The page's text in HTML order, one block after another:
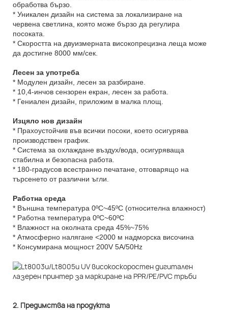
обработва бързо.
* Уникален дизайн на система за локализиране на
червена светлина, която може бързо да регулира
посоката.
* Скоростта на двуизмерната високопрецизна леща може
да достигне 8000 мм/сек.
Лесен за употреба
* Модулен дизайн, лесен за разбиране.
* 10,4-инчов сензорен екран, лесен за работа.
* Гениален дизайн, приложим в малка площ.
Изцяло нов дизайн
* Прахоустойчив във всички посоки, което осигурява
производствен график.
* Система за охлаждане въздух/вода, осигуряваща
стабилна и безопасна работа.
* 180-градусов всестранно печатане, отговарящо на
търсенето от различни ъгли.
Работна среда
* Външна температура 0ºC~45ºC (относителна влажност)
* Работна температура 0ºC~60ºC
* Влажност на околната среда 45%~75%
* Атмосферно налягане <2000 м надморска височина
* Консумирана мощност 200V 5A/50Hz
2. Предимства на продукта